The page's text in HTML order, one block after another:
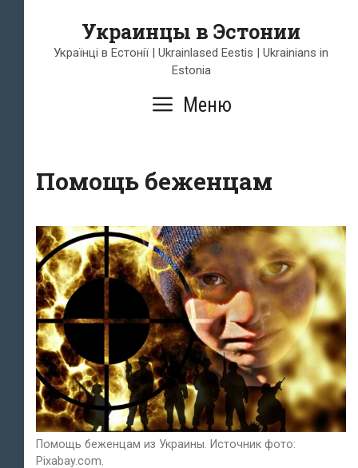
содержимому
Украинцы в Эстонии
Українці в Естонії | Ukrainlased Eestis | Ukrainians in
Estonia
Меню
Помощь беженцам
Помощь беженцам из Украины. Источник фото:
Pixabay.com.